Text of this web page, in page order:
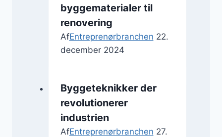
byggematerialer til
renovering
AfEntreprenørbranchen 22.
december 2024
Byggeteknikker der
revolutionerer
industrien
AfEntreprenørbranchen 27.